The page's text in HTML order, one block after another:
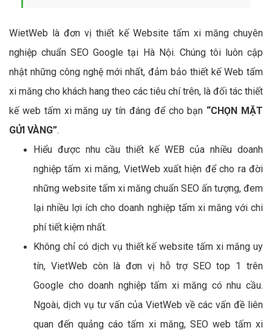
WietWeb là đơn vị thiết kế Website tấm xi măng chuyên
nghiệp chuẩn SEO Google tại Hà Nội. Chúng tôi luôn cập
nhật những công nghệ mới nhất, đảm bảo thiết kế Web tấm
xi măng cho khách hang theo các tiêu chí trên, là đối tác thiết
kế web tấm xi măng uy tín đáng để cho bạn “CHỌN MẶT
GỬI VÀNG”.
Hiểu được nhu cầu thiết kế WEB của nhiều doanh
nghiệp tấm xi măng, VietWeb xuất hiện để cho ra đời
những website tấm xi măng chuẩn SEO ấn tượng, đem
lại nhiều lợi ích cho doanh nghiệp tấm xi măng với chi
phí tiết kiệm nhất.
Không chỉ có dịch vụ thiết kế website tấm xi măng uy
tín, VietWeb còn là đơn vị hỗ trợ SEO top 1 trên
Google cho doanh nghiệp tấm xi măng có nhu cầu.
Ngoài, dịch vụ tư vấn của VietWeb về các vấn đề liên
quan đến quảng cáo tấm xi măng, SEO web tấm xi